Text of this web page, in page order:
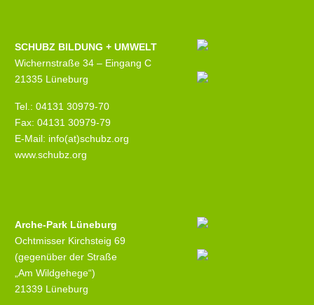
SCHUBZ BILDUNG + UMWELT
Wichernstraße 34 – Eingang C
21335 Lüneburg
Tel.: 04131 30979-70
Fax: 04131 30979-79
E-Mail: info(at)schubz.org
www.schubz.org
Arche-Park Lüneburg
Ochtmisser Kirchsteig 69
(gegenüber der Straße
„Am Wildgehege“)
21339 Lüneburg